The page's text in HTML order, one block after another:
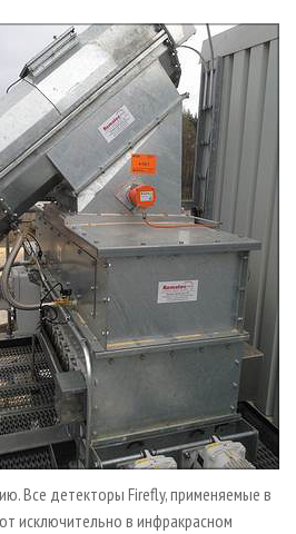
Все детекторы Firefly, применяемые в
исключительно в инфракрасном